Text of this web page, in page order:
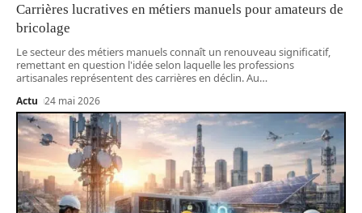
Carrières lucratives en métiers manuels pour amateurs de
bricolage
Le secteur des métiers manuels connaît un renouveau significatif,
remettant en question l'idée selon laquelle les professions
artisanales représentent des carrières en déclin. Au…
Actu 24 mai 2026